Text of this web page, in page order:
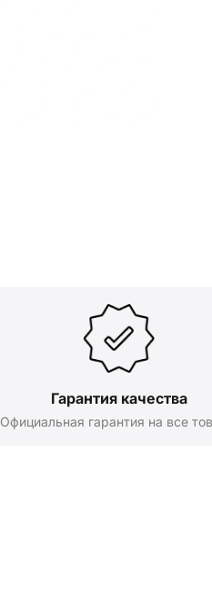
Гарантия качества
Официальная гарантия на все